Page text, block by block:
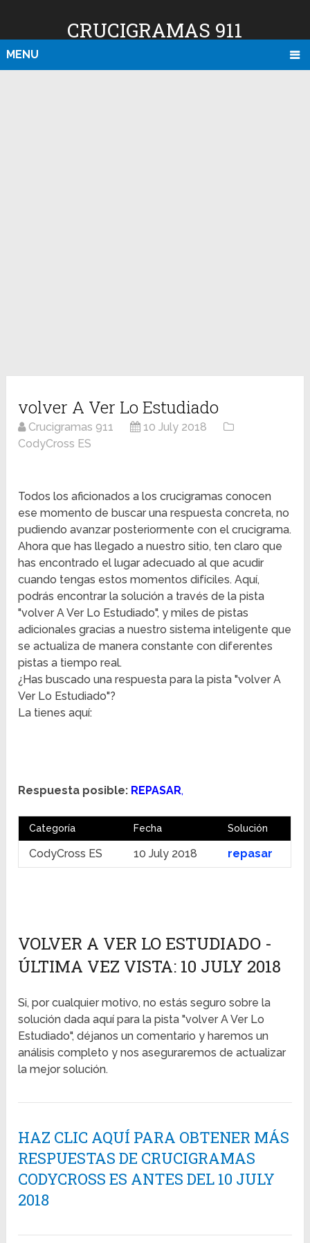
CRUCIGRAMAS 911
MENU
volver A Ver Lo Estudiado
Crucigramas 911
10 July 2018
CodyCross ES
Todos los aficionados a los crucigramas conocen
ese momento de buscar una respuesta concreta, no
pudiendo avanzar posteriormente con el crucigrama.
Ahora que has llegado a nuestro sitio, ten claro que
has encontrado el lugar adecuado al que acudir
cuando tengas estos momentos difíciles. Aquí,
podrás encontrar la solución a través de la pista
"volver A Ver Lo Estudiado", y miles de pistas
adicionales gracias a nuestro sistema inteligente que
se actualiza de manera constante con diferentes
pistas a tiempo real.
¿Has buscado una respuesta para la pista "volver A
Ver Lo Estudiado"?
La tienes aquí:
Respuesta posible: REPASAR,
Categoría Fecha Solución
CodyCross ES 10 July 2018 repasar
VOLVER A VER LO ESTUDIADO -
ÚLTIMA VEZ VISTA: 10 JULY 2018
Si, por cualquier motivo, no estás seguro sobre la
solución dada aquí para la pista "volver A Ver Lo
Estudiado", déjanos un comentario y haremos un
análisis completo y nos aseguraremos de actualizar
la mejor solución.
HAZ CLIC AQUÍ PARA OBTENER MÁS
RESPUESTAS DE CRUCIGRAMAS
CODYCROSS ES ANTES DEL 10 JULY
2018